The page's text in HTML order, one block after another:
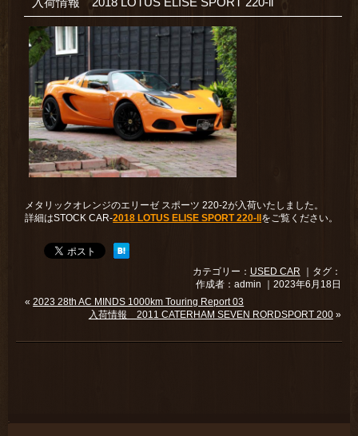
メタリックオレンジのエリーゼ スポーツ 220-2が入荷いたしました。
詳細はSTOCK CAR-2018 LOTUS ELISE SPORT 220-ll をご覧ください。
カテゴリー： USED CAR ｜タグ：
作成者：admin ｜2023年6月18日
«2023 28th AC MINDS 1000km Touring Report 03
入荷情報 2011 CATERHAM SEVEN RORDSPORT 200»